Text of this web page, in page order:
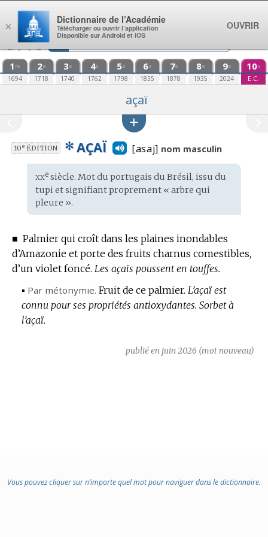
Aller au contenu
1 re
1694
2e
1718
3e
1740
4e
1762
5e
1798
6e
1835
7e
1878
8e
1935
9e
2024
10e
E.C.
açaï
10eÉDITION ✻ AÇAÏ [asaj] nom masculin
Étymologie
:
xxesiècle. Mot du portugais du Brésil, issu du
tupiet signifiant proprement « arbre qui
pleure ».
■ Palmier qui croît dans les plaines inondables
d’Amazonie et porte des fruits charnus comestibles,
d’un violet foncé. Les açaïs poussent en touffes.
▪ Par métonymie. Fruit de ce palmier. L’açaï est
connu pour ses propriétés antioxydantes. Sorbet à
l’açaï.
publié en juin 2026 (mot nouveau)
Vous pouvez cliquer sur n’importe quel mot pour naviguer dans le dictionnaire.
×
Dictionnaire de l’Académie
Télécharger ou ouvrir l’application
Disponible sur Android et iOS
OUVRIR